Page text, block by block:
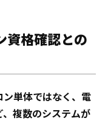
資格確認との
ン単体ではなく、電
複数のシステムが